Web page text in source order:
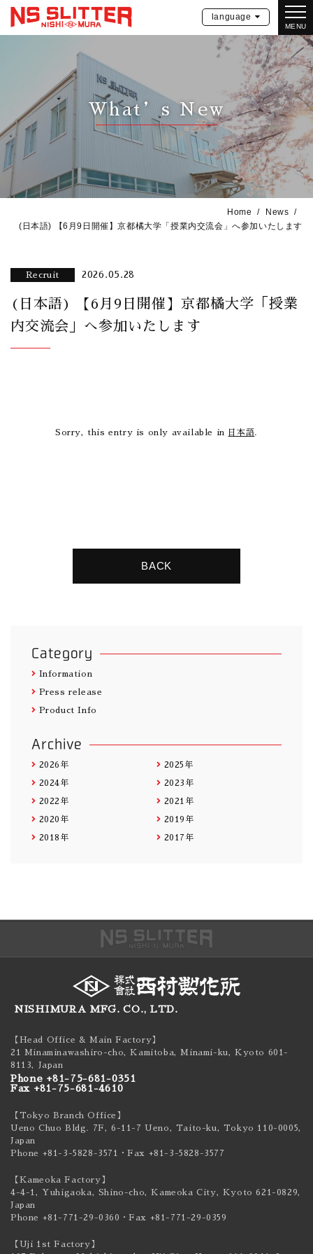
MENU
language
What’s New
Home
News
(日本語) 【6月9日開催】京都橘大学「授業内交流会」へ参加いたします
Recruit 2026.05.28
(日本語) 【6月9日開催】京都橘大学「授業
内交流会」へ参加いたします
Sorry, this entry is only available in 日本語.
BACK
Category
Information
Press release
Product Info
Archive
2026年 2025年
2024年 2023年
2022年 2021年
2020年 2019年
2018年 2017年
NISHIMURA MFG. CO., LTD.
【Head Office & Main Factory】
21 Minaminawashiro-cho, Kamitoba, Minami-ku,Kyoto 601-
8113, Japan
Phone +81-75-681-0351
Fax +81-75-681-4610
【Tokyo Branch Office】
Ueno Chuo Bldg. 7F, 6-11-7 Ueno, Taito-ku, Tokyo 110-0005,
Japan
Phone +81-3-5828-3571
・Fax +81-3-5828-3577
【Kameoka Factory】
4-4-1, Yuhigaoka, Shino-cho, Kameoka City, Kyoto 621-0829,
Japan
Phone +81-771-29-0360 ・Fax +81-771-29-0359
【Uji 1st Factory】